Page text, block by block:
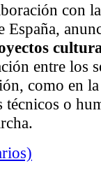
con
España,
entre los
como en
técnicos o